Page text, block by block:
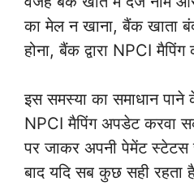
का मेल न खाना, बैंक खाता बंद
होना, बैंक द्वारा NPCI
इस समस्या का समाधान
NPCI मैपिंग अपडेट करवा
पर जाकर अपनी पेमेंट
बाद यदि सब कुछ सही रहता